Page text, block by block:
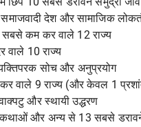
देश और सामाजिक
सबसे कम कर वाले 12 राज्य
वाले 10 राज्य
सोच और अनुप्रयोग
वाले 9 राज्य (और केवल 1
और स्थायी उद्धरण
कथाओं और अन्य से 13 सबसे